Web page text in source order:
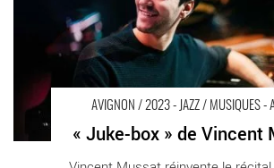
AVIGNON / 2023 - JAZZ / MUSIQUES -
« Juke-box » de Vincent